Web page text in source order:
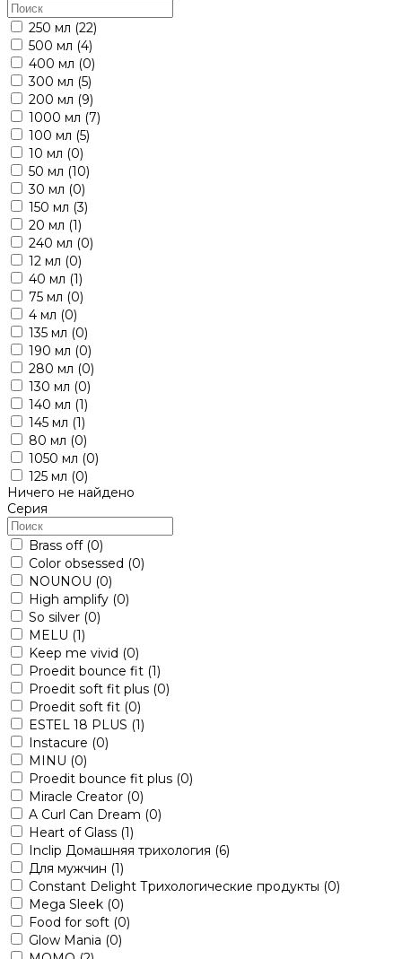
250 мл (22)
500 мл (4)
400 мл (0)
300 мл (5)
200 мл (9)
1000 мл (7)
100 мл (5)
10 мл (0)
50 мл (10)
30 мл (0)
150 мл (3)
20 мл (1)
240 мл (0)
12 мл (0)
40 мл (1)
75 мл (0)
4 мл (0)
135 мл (0)
190 мл (0)
280 мл (0)
130 мл (0)
140 мл (1)
145 мл (1)
80 мл (0)
1050 мл (0)
125 мл (0)
Ничего не найдено
Серия
Brass off (0)
Color obsessed (0)
NOUNOU (0)
High amplify (0)
So silver (0)
MELU (1)
Keep me vivid (0)
Proedit bounce fit (1)
Proedit soft fit plus (0)
Proedit soft fit (0)
ESTEL 18 PLUS (1)
Instacure (0)
MINU (0)
Proedit bounce fit plus (0)
Miracle Creator (0)
A Curl Can Dream (0)
Heart of Glass (1)
Inclip Домашняя трихология (6)
Для мужчин (1)
Constant Delight Трихологические продукты (0)
Mega Sleek (0)
Food for soft (0)
Glow Mania (0)